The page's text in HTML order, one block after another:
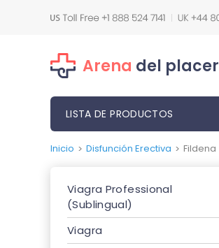
Arena del placer
LISTA DE PRODUCTOS
Inicio > Disfunción Erectiva > Fildena
Viagra Professional
(Sublingual)
Viagra